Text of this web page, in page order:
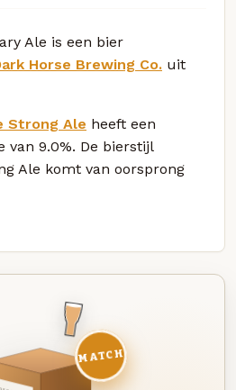
Ale is een bier
Horse Brewing Co. uit
Strong Ale heeft een
van 9.0%. De bierstijl
Ale komt van oorsprong
MATCH